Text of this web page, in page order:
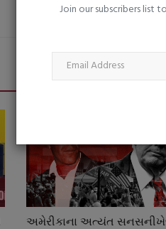
Join our subscribers list
અમેરીકાના અત્યંત